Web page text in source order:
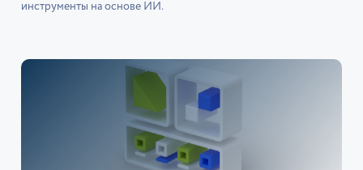
инструменты на основе ИИ.